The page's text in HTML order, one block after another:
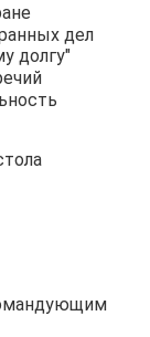
дел
долгу"